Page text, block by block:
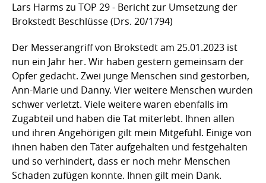
Lars Harms zu TOP 29 - Bericht zur Umsetzung der
Brokstedt Beschlüsse (Drs. 20/1794)
Der Messerangriff von Brokstedt am 25.01.2023 ist
nun ein Jahr her. Wir haben gestern gemeinsam der
Opfer gedacht. Zwei junge Menschen sind gestorben,
Ann-Marie und Danny. Vier weitere Menschen wurden
schwer verletzt. Viele weitere waren ebenfalls im
Zugabteil und haben die Tat miterlebt. Ihnen allen
und ihren Angehörigen gilt mein Mitgefühl. Einige von
ihnen haben den Täter aufgehalten und festgehalten
und so verhindert, dass er noch mehr Menschen
Schaden zufügen konnte. Ihnen gilt mein Dank.